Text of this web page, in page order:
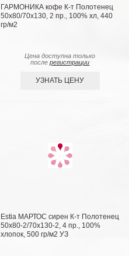
ГАРМОНИКА кофе К-т Полотенец
50х80/70х130, 2 пр., 100% хл, 440
гр/м2
Цена доступна только
послерегистрации
УЗНАТЬ ЦЕНУ
Estia МАРТОС сирен К-т Полотенец
50х80-2/70х130-2, 4 пр., 100%
хлопок, 500 гр/м2 УЗ